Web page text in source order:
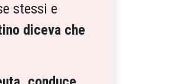
stessi e
diceva che